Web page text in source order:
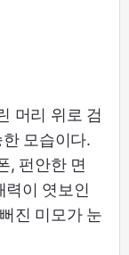
머리 위로 검
모습이다.
, 펀안한 면
력이 엿보인
진 미모가 눈